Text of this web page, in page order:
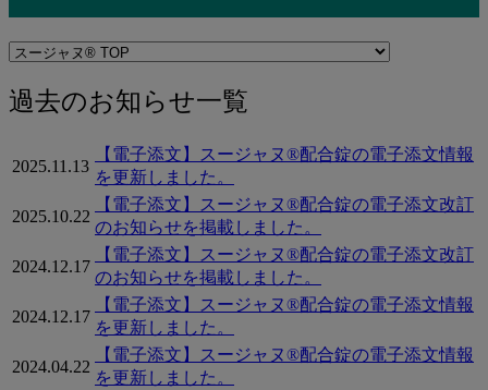
Navigate
関
連
ー
ス
ジ
ャ
®
に
す
過去のお知らせ一覧
2025.11.13
【電子添文】スージャヌ®配合錠の電子添文情報
を更新しました。
2025.10.22
【電子添文】スージャヌ®配合錠の電子添文改訂
のお知らせを掲載しました。
2024.12.17
【電子添文】スージャヌ®配合錠の電子添文改訂
のお知らせを掲載しました。
2024.12.17
【電子添文】スージャヌ®配合錠の電子添文情報
を更新しました。
2024.04.22
【電子添文】スージャヌ®配合錠の電子添文情報
を更新しました。